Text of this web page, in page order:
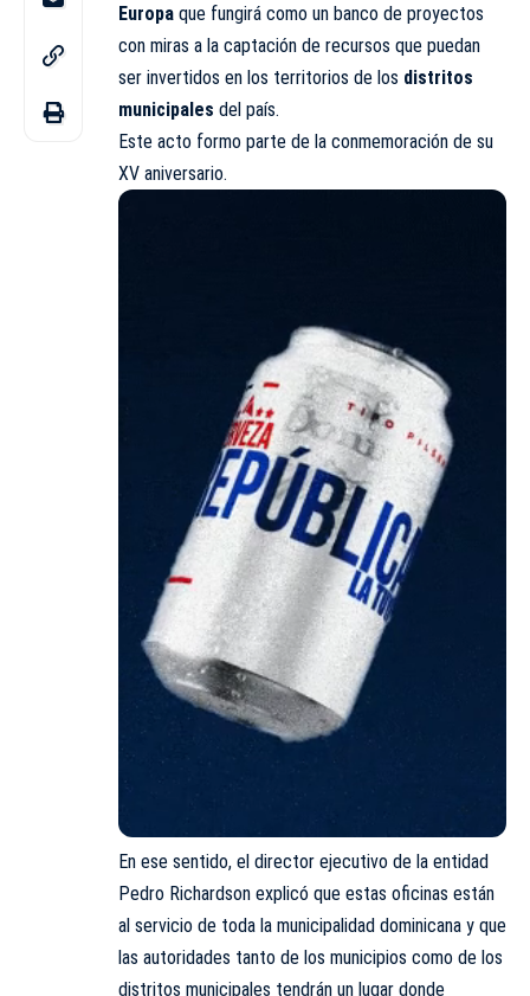
Europa que fungirá como un banco de proyectos
con miras a la captación de recursos que puedan
ser invertidos en los territorios de los distritos
municipales del país.
Este acto formo parte de la conmemoración de su
XV aniversario.
En ese sentido, el director ejecutivo de la entidad
Pedro Richardson explicó que estas oficinas están
al servicio de toda la municipalidad dominicana y que
las autoridades tanto de los municipios como de los
distritos municipales tendrán un lugar donde